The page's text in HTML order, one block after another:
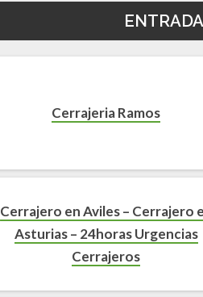
Cerrajeria Ramos
Cerrajero en Aviles – Cerrajero
Asturias – 24horas Urgencias
Cerrajeros